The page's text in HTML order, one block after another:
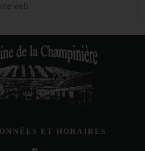
web
ET HORAIRES